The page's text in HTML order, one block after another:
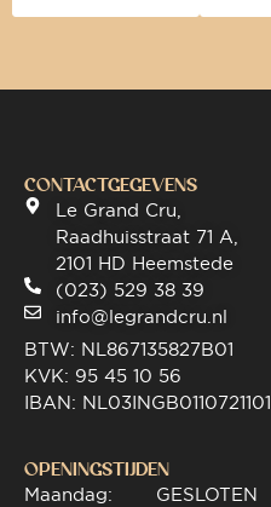
CONTACTGEGEVENS
Le Grand Cru,
Raadhuisstraat 71 A,
2101 HD Heemstede
(023) 529 38 39
info@legrandcru.nl
BTW: NL867135827B01
KVK: 95 45 10 56
IBAN: NL03INGB0110721101
OPENINGSTIJDEN
Maandag:
GESLOTEN